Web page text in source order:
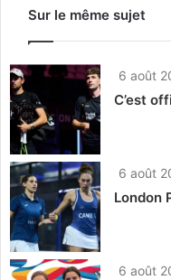
Sur le même sujet
6 août
C’est
6 août
London
6 août